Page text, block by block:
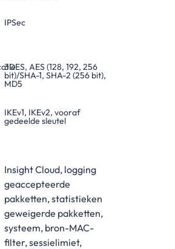
IPSec
3DES, AES (128, 192, 256
bit)/SHA-1, SHA-2 (256 bit),
MD5
IKEv1, IKEv2, vooraf
gedeelde sleutel
Insight Cloud, logging
geaccepteerde
pakketten, statistieken
geweigerde pakketten,
systeem, bron-MAC-
filter, sessielimiet,